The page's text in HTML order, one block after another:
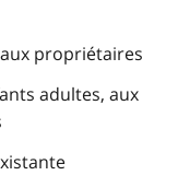
propriétaires
adultes, aux